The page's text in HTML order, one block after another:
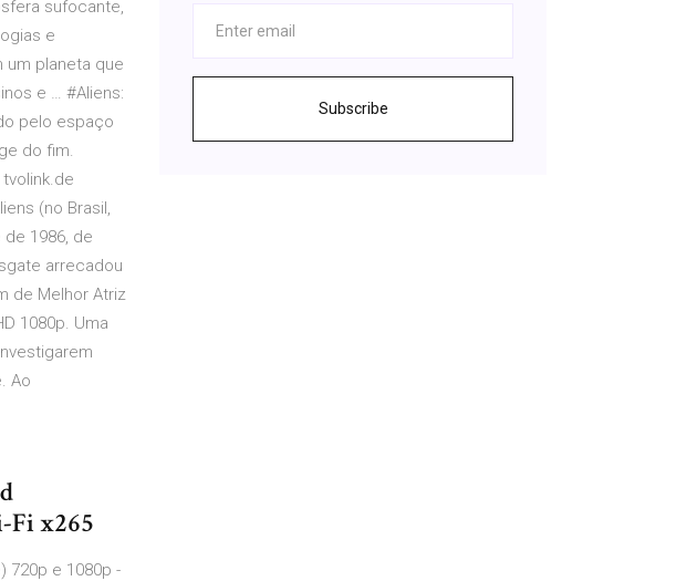
sufocante,
e
um planeta que
e … #Aliens:
pelo espaço
do fim.
(no Brasil,
1986, de
arrecadou
de Melhor Atriz
1080p. Uma
Ao
Fi x265
720p e 1080p -
Subscribe